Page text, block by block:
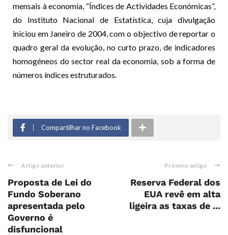
mensais à economia, “Índices de Actividades Económicas”,
do Instituto Nacional de Estatística, cuja divulgação
iniciou em Janeiro de 2004, com o objectivo de reportar o
quadro geral da evolução, no curto prazo, de indicadores
homogéneos do sector real da economia, sob a forma de
números índices estruturados.
Compartilhar no Facebook
Artigo anterior
Proposta de Lei do
Fundo Soberano
apresentada pelo
Governo é
disfuncional
Próximo artigo
Reserva Federal dos
EUA revê em alta
ligeira as taxas de ...